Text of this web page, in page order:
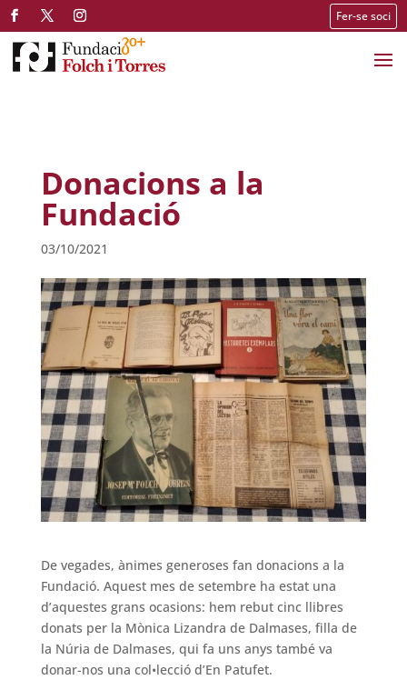
Fer-se soci
Donacions a la
Fundació
03/10/2021
De vegades, ànimes generoses fan donacions a la
Fundació. Aquest mes de setembre ha estat una
d’aquestes grans ocasions: hem rebut cinc llibres
donats per la Mònica Lizandra de Dalmases, filla de
la Núria de Dalmases, qui fa uns anys també va
donar-nos una col•lecció d’En Patufet.